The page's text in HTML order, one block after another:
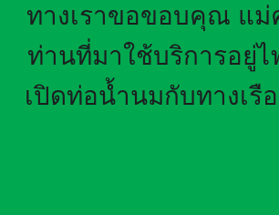
ทางเราขอขอบคุณ แม่
ท่านที่มาใช้บริการอยู่
เปิดท่อน้ำนมกับทางเรื